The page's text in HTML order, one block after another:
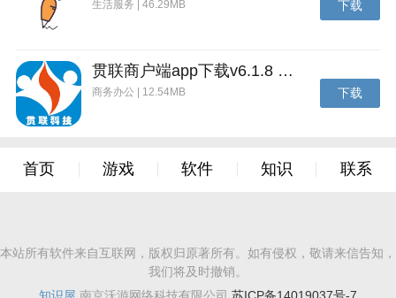
生活服务 | 46.29MB 下载
贯联商户端app下载v6.1.8 安卓版
商务办公 | 12.54MB 下载
首页 游戏 软件 知识 联系
本站所有软件来自互联网，版权归原著所有。如有侵权，敬请来信告知，
我们将及时撤销。